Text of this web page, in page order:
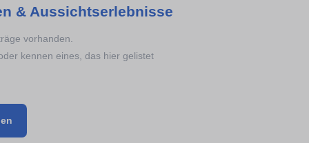
& Aussichtserlebnisse
vorhanden.
kennen eines, das hier gelistet